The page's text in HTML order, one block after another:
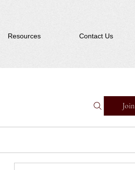
Resources Contact Us
Join